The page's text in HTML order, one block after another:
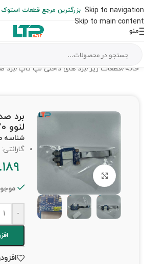
Skip to navigation
Skip to main content
از شهرستان به عهده
بزرگترین مرجع قطعات
منو
خانه /قطعات ریز /برد های داخلی لپ تاپ/برد
برای بزرگنمایی کلیک کنید
برد
لنوو G570/G470
شناسه
گارانتی: 7 روز مهلت تست
-